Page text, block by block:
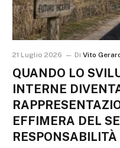
21 Luglio 2026 Di Vito
QUANDO LO
INTERNE
EFFIMERA DEL